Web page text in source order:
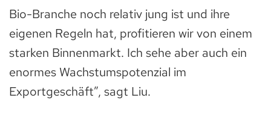
Bio-Branche noch relativ jung ist und ihre
eigenen Regeln hat, profitieren wir von einem
starken Binnenmarkt. Ich sehe aber auch ein
enormes Wachstumspotenzial im
Exportgeschäft”, sagt Liu.